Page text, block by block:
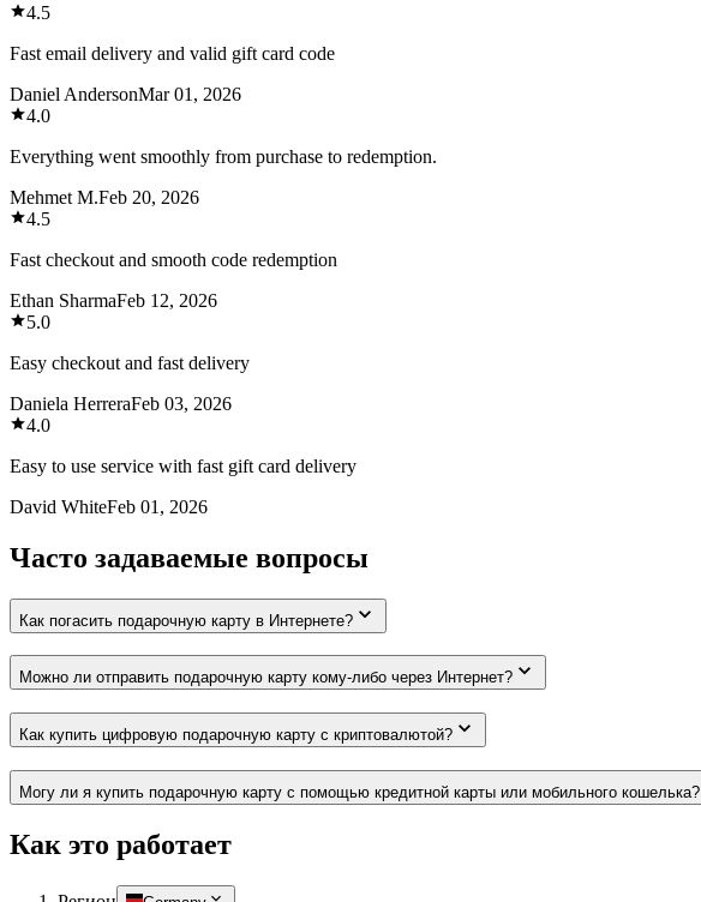
4.5
Fast email delivery and valid gift card code
Daniel AndersonMar 01, 2026
4.0
Everything went smoothly from purchase to redemption.
Mehmet M.Feb 20, 2026
4.5
Fast checkout and smooth code redemption
Ethan SharmaFeb 12, 2026
5.0
Easy checkout and fast delivery
Daniela HerreraFeb 03, 2026
4.0
Easy to use service with fast gift card delivery
David WhiteFeb 01, 2026
Часто задаваемые вопросы
Как погасить подарочную карту в Интернете?
Можно ли отправить подарочную карту кому-либо через Интернет?
Как купить цифровую подарочную карту с криптовалютой?
Могу ли я купить подарочную карту с помощью кредитной карты или мобильного кошелька?
Как это работает